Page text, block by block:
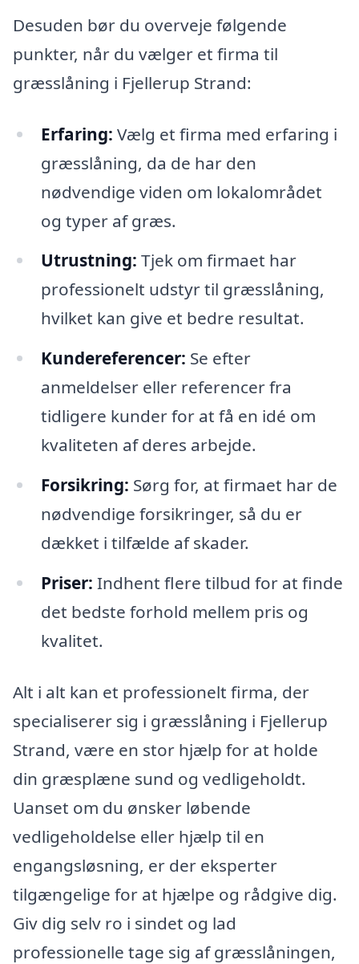
Desuden bør du overveje følgende
punkter, når du vælger et firma til
græsslåning i Fjellerup Strand:
Erfaring: Vælg et firma med erfaring i
græsslåning, da de har den
nødvendige viden om lokalområdet
og typer af græs.
Utrustning: Tjek om firmaet har
professionelt udstyr til græsslåning,
hvilket kan give et bedre resultat.
Kundereferencer: Se efter
anmeldelser eller referencer fra
tidligere kunder for at få en idé om
kvaliteten af deres arbejde.
Forsikring: Sørg for, at firmaet har de
nødvendige forsikringer, så du er
dækket i tilfælde af skader.
Priser: Indhent flere tilbud for at finde
det bedste forhold mellem pris og
kvalitet.
Alt i alt kan et professionelt firma, der
specialiserer sig i græsslåning i Fjellerup
Strand, være en stor hjælp for at holde
din græsplæne sund og vedligeholdt.
Uanset om du ønsker løbende
vedligeholdelse eller hjælp til en
engangsløsning, er der eksperter
tilgængelige for at hjælpe og rådgive dig.
Giv dig selv ro i sindet og lad
professionelle tage sig af græsslåningen,